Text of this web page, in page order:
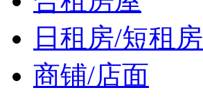
日租房/短租房
商铺/店面